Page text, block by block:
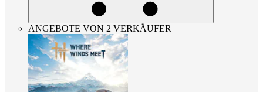
ANGEBOTE VON 2 VERKÄUFER